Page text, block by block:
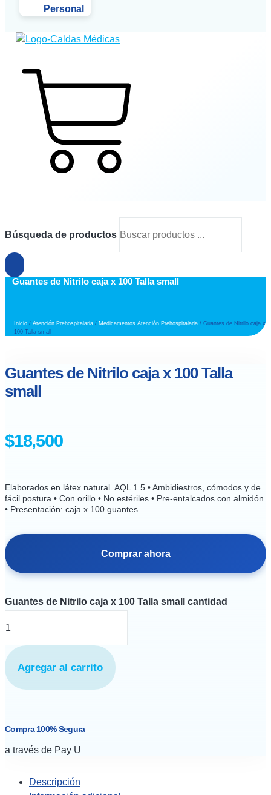
Personal
Búsqueda de productos
Guantes de Nitrilo caja x 100 Talla small
Inicio / Atención Prehospitalaria / Medicamentos Atención Prehospitalaria / Guantes de Nitrilo caja x
100 Talla small
Guantes de Nitrilo caja x 100 Talla
small
$18,500
Elaborados en látex natural. AQL 1.5 • Ambidiestros, cómodos y de
fácil postura • Con orillo • No estériles • Pre-entalcados con almidón
• Presentación: caja x 100 guantes
Comprar ahora
Guantes de Nitrilo caja x 100 Talla small cantidad
Agregar al carrito
Compra 100% Segura
a través de Pay U
Descripción